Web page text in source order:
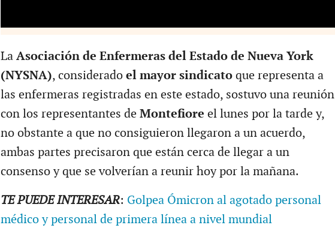
La Asociación de Enfermeras del Estado de Nueva York
(NYSNA), considerado el mayor sindicatoque representa a
las enfermeras registradas en este estado, sostuvo una reunión
con los representantes de Montefiore el lunes por la tarde y,
no obstante a que no consiguieron llegaron a un acuerdo,
ambas partes precisaron que están cerca de llegar a un
consenso y que se volverían a reunir hoy por la mañana.
TE PUEDE INTERESAR: Golpea Ómicron al agotado personal
médico y personal de primera línea a nivel mundial